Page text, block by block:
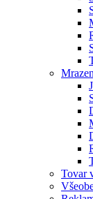
Tovar